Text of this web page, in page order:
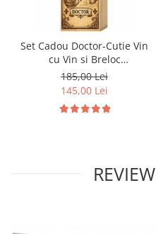
Set Cadou Doctor-Cutie Vin
cu Vin si Breloc
Personalizate
185,00 Lei
145,00 Lei